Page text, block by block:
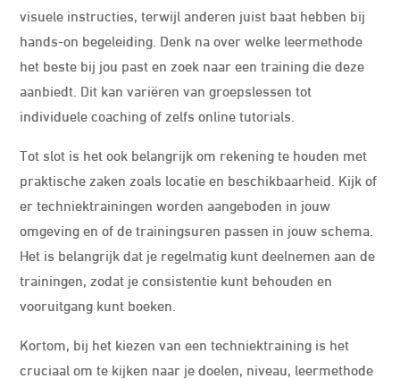
visuele instructies, terwijl anderen juist baat hebben bij
hands-on begeleiding. Denk na over welke leermethode
het beste bij jou past en zoek naar een training die deze
aanbiedt. Dit kan variëren van groepslessen tot
individuele coaching of zelfs online tutorials.
Tot slot is het ook belangrijk om rekening te houden met
praktische zaken zoals locatie en beschikbaarheid. Kijk of
er techniektrainingen worden aangeboden in jouw
omgeving en of de trainingsuren passen in jouw schema.
Het is belangrijk dat je regelmatig kunt deelnemen aan de
trainingen, zodat je consistentie kunt behouden en
vooruitgang kunt boeken.
Kortom, bij het kiezen van een techniektraining is het
cruciaal om te kijken naar je doelen, niveau, leermethode